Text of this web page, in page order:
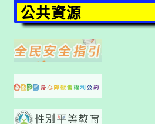
公共資源